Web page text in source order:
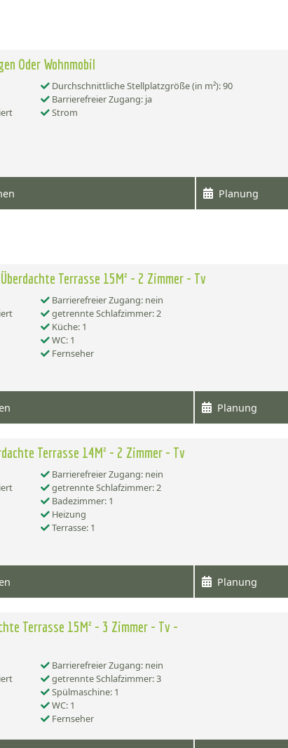
Oder Wohnmobil
Durchschnittliche Stellplatzgröße (in m²): 90
Barrierefreier Zugang: ja
Strom
Planung
Terrasse 15M² - 2 Zimmer - Tv
Barrierefreier Zugang: nein
getrennte Schlafzimmer: 2
Küche: 1
WC: 1
Fernseher
Planung
Terrasse 14M² - 2 Zimmer - Tv
Barrierefreier Zugang: nein
getrennte Schlafzimmer: 2
Badezimmer: 1
Heizung
Terrasse: 1
Planung
Terrasse 15M² - 3 Zimmer - Tv -
Barrierefreier Zugang: nein
getrennte Schlafzimmer: 3
Spülmaschine: 1
WC: 1
Fernseher